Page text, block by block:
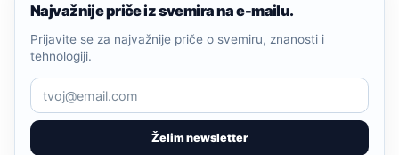
Najvažnije priče iz svemira na e-mailu.
Želim newsletter
Prijavite se za najvažnije priče o svemiru, znanosti i
tehnologiji.